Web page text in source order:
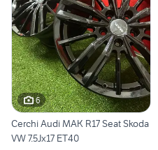
6
Cerchi Audi MAK R17 Seat Skoda
VW 7.5Jx17 ET40